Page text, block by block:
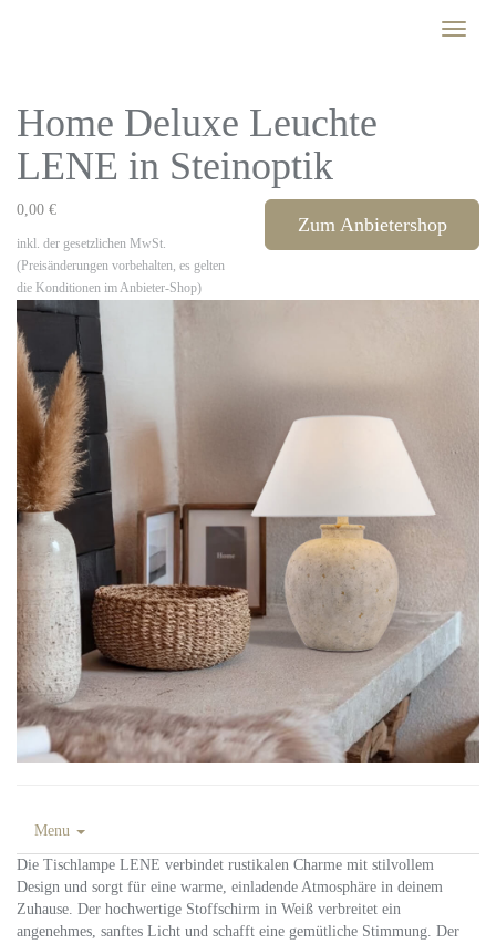
Toggle
Home Deluxe Leuchte
LENE in Steinoptik
0,00 €
inkl. der gesetzlichen MwSt.
(Preisänderungen vorbehalten, es gelten
die Konditionen im Anbieter-Shop)
Zum Anbietershop
Menu
Die Tischlampe LENE verbindet rustikalen Charme mit stilvollem
Design und sorgt für eine warme, einladende Atmosphäre in deinem
Zuhause. Der hochwertige Stoffschirm in Weiß verbreitet ein
angenehmes, sanftes Licht und schafft eine gemütliche Stimmung. Der